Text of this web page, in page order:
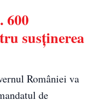
600
susţinerea
României va
de